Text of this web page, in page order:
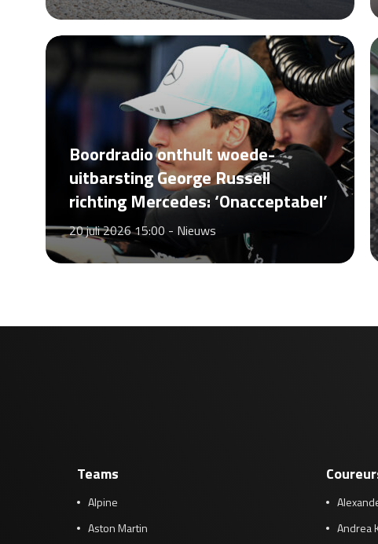
Boordradio onthult woede-
uitbarsting George Russell
richting Mercedes: ‘Onacceptabel’
20 juli 2026 15:00 - Nieuws
Teams
Alpine
Aston Martin
Andrea